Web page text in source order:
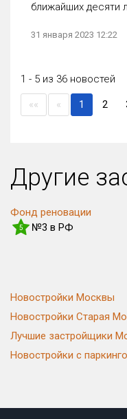
ближайших десяти
31 января 2023 12:22
1 - 5 из 36 новостей
«« « 1 (current)
2
Другие
Фонд реновации
5 №3 в РФ
Новостройки Москвы
Новостройки Старая
Лучшие застройщики
Новостройки с